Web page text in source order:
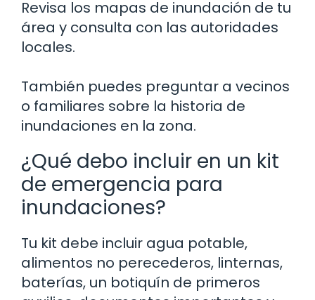
Revisa los mapas de inundación de tu
área y consulta con las autoridades
locales.
También puedes preguntar a vecinos
o familiares sobre la historia de
inundaciones en la zona.
¿Qué debo incluir en un kit
de emergencia para
inundaciones?
Tu kit debe incluir agua potable,
alimentos no perecederos, linternas,
baterías, un botiquín de primeros